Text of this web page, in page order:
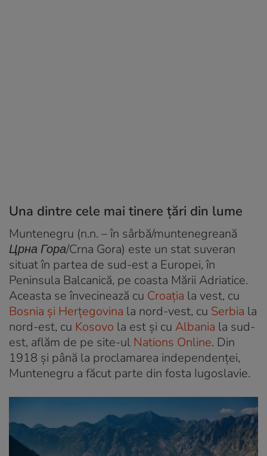
Una dintre cele mai tinere țări din lume
Muntenegru (n.n. – în sârbă/muntenegreană
Црна Гора/Crna Gora) este un stat suveran
situat în partea de sud-est a Europei, în
Peninsula Balcanică, pe coasta Mării Adriatice.
Aceasta se învecinează cu Croația la vest, cu
Bosnia și Herțegovina la nord-vest, cu Serbia la
nord-est, cu Kosovo la est și cu Albania la sud-
est, aflăm de pe site-ul Nations Online. Din
1918 și până la proclamarea independenței,
Muntenegru a făcut parte din fosta Iugoslavie.